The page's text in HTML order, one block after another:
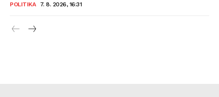
POLITIKA 7. 8. 2026, 16:31